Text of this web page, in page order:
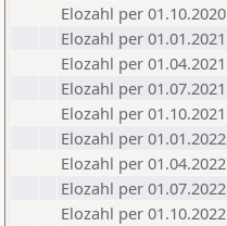
Elozahl per 01.10.2020
Elozahl per 01.01.2021
Elozahl per 01.04.2021
Elozahl per 01.07.2021
Elozahl per 01.10.2021
Elozahl per 01.01.2022
Elozahl per 01.04.2022
Elozahl per 01.07.2022
Elozahl per 01.10.2022